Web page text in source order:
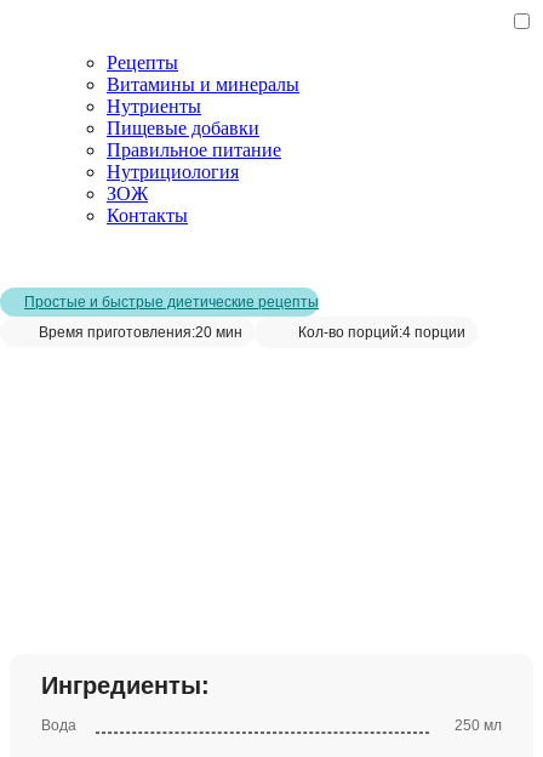
Рецепты
Витамины и минералы
Нутриенты
Пищевые добавки
Правильное питание
Нутрициология
ЗОЖ
Контакты
Простые и быстрые диетические рецепты
Время приготовления:20 мин Кол-во порций:4 порции
Ингредиенты:
Вода 250 мл